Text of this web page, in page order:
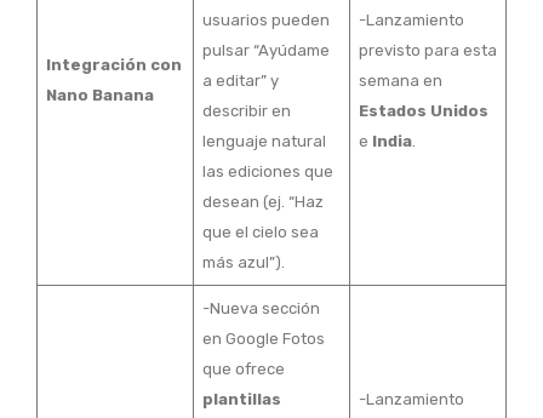
Integración con
Nano Banana
usuarios pueden
pulsar “Ayúdame
a editar” y
describir en
lenguaje natural
las ediciones que
desean (ej. “Haz
que el cielo sea
más azul”).
-Lanzamiento
previsto para esta
semana en
Estados Unidos
e India.
-Nueva sección
en Google Fotos
que ofrece
plantillas
-Lanzamiento